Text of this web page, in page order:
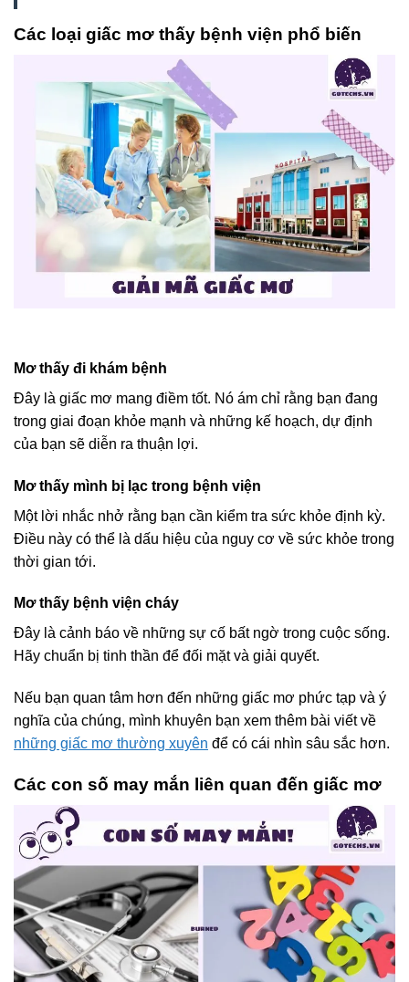
Các loại giấc mơ thấy bệnh viện phổ biến
Mơ thấy đi khám bệnh
Đây là giấc mơ mang điềm tốt. Nó ám chỉ rằng bạn đang
trong giai đoạn khỏe mạnh và những kế hoạch, dự định
của bạn sẽ diễn ra thuận lợi.
Mơ thấy mình bị lạc trong bệnh viện
Một lời nhắc nhở rằng bạn cần kiểm tra sức khỏe định kỳ.
Điều này có thể là dấu hiệu của nguy cơ về sức khỏe trong
thời gian tới.
Mơ thấy bệnh viện cháy
Đây là cảnh báo về những sự cố bất ngờ trong cuộc sống.
Hãy chuẩn bị tinh thần để đối mặt và giải quyết.
Nếu bạn quan tâm hơn đến những giấc mơ phức tạp và ý
nghĩa của chúng, mình khuyên bạn xem thêm bài viết về
những giấc mơ thường xuyên để có cái nhìn sâu sắc hơn.
Các con số may mắn liên quan đến giấc mơ